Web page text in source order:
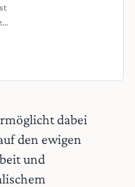
dabei
den ewigen
und